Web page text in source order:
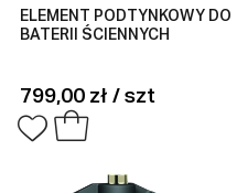
ELEMENT PODTYNKOWY DO
BATERII ŚCIENNYCH
799,00 zł / szt